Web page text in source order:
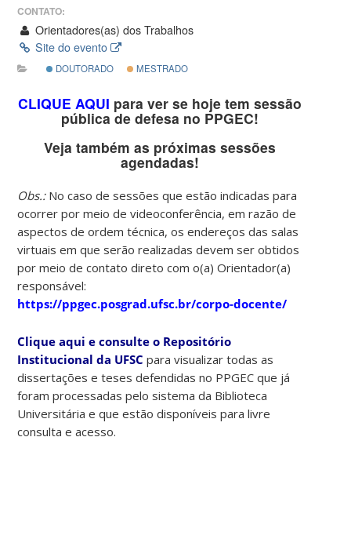
CONTATO:
Orientadores(as) dos Trabalhos
Site do evento
DOUTORADO MESTRADO
CLIQUE AQUI para ver se hoje tem sessão
pública de defesa no PPGEC!
Veja também as próximas sessões
agendadas!
Obs.:No caso de sessões que estão indicadas para
ocorrer por meio de videoconferência, em razão de
aspectos de ordem técnica, os endereços das salas
virtuais em que serão realizadas devem ser obtidos
por meio de contato direto com o(a) Orientador(a)
responsável:
https://ppgec.posgrad.ufsc.br/corpo-docente/
Clique aqui e consulte o Repositório
Institucional da UFSCpara visualizar todas as
dissertações e teses defendidas no PPGEC que já
foram processadas pelo sistema da Biblioteca
Universitária e que estão disponíveis para livre
consulta e acesso.